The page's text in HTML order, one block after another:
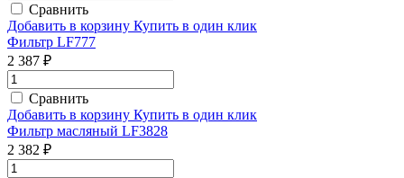
Сравнить
Добавить в корзину Купить в один клик
Фильтр LF777
2 387 ₽
Сравнить
Добавить в корзину Купить в один клик
Фильтр масляный LF3828
2 382 ₽